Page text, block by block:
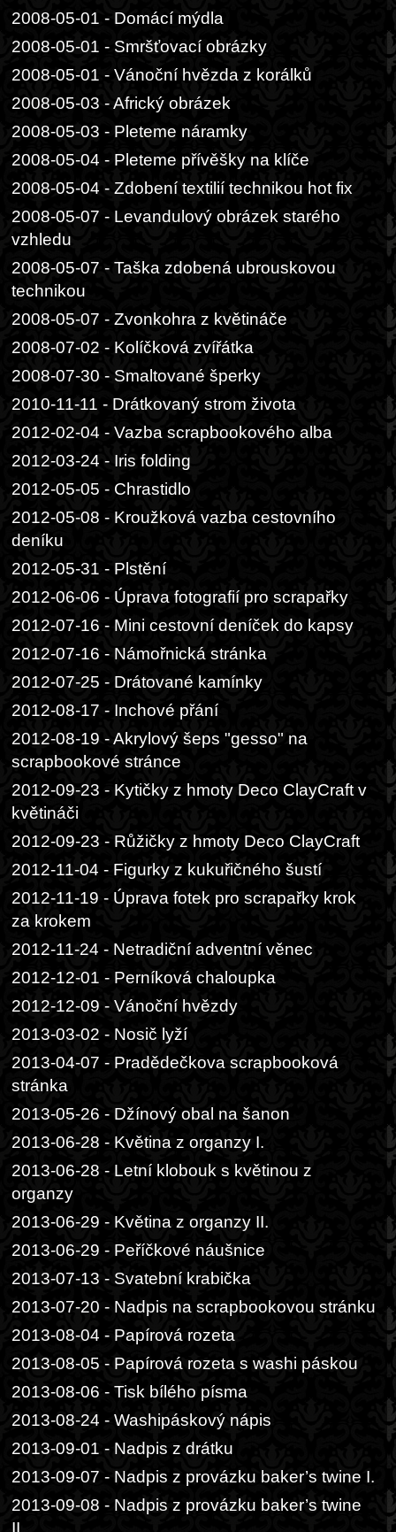
2008-05-01 - Domácí mýdla
2008-05-01 - Smršťovací obrázky
2008-05-01 - Vánoční hvězda z korálků
2008-05-03 - Africký obrázek
2008-05-03 - Pleteme náramky
2008-05-04 - Pleteme přívěšky na klíče
2008-05-04 - Zdobení textilií technikou hot fix
2008-05-07 - Levandulový obrázek starého
vzhledu
2008-05-07 - Taška zdobená ubrouskovou
technikou
2008-05-07 - Zvonkohra z květináče
2008-07-02 - Kolíčková zvířátka
2008-07-30 - Smaltované šperky
2010-11-11 - Drátkovaný strom života
2012-02-04 - Vazba scrapbookového alba
2012-03-24 - Iris folding
2012-05-05 - Chrastidlo
2012-05-08 - Kroužková vazba cestovního
deníku
2012-05-31 - Plstění
2012-06-06 - Úprava fotografií pro scrapařky
2012-07-16 - Mini cestovní deníček do kapsy
2012-07-16 - Námořnická stránka
2012-07-25 - Drátované kamínky
2012-08-17 - Inchové přání
2012-08-19 - Akrylový šeps "gesso" na
scrapbookové stránce
2012-09-23 - Kytičky z hmoty Deco ClayCraft v
květináči
2012-09-23 - Růžičky z hmoty Deco ClayCraft
2012-11-04 - Figurky z kukuřičného šustí
2012-11-19 - Úprava fotek pro scrapařky krok
za krokem
2012-11-24 - Netradiční adventní věnec
2012-12-01 - Perníková chaloupka
2012-12-09 - Vánoční hvězdy
2013-03-02 - Nosič lyží
2013-04-07 - Pradědečkova scrapbooková
stránka
2013-05-26 - Džínový obal na šanon
2013-06-28 - Květina z organzy I.
2013-06-28 - Letní klobouk s květinou z
organzy
2013-06-29 - Květina z organzy II.
2013-06-29 - Peříčkové náušnice
2013-07-13 - Svatební krabička
2013-07-20 - Nadpis na scrapbookovou stránku
2013-08-04 - Papírová rozeta
2013-08-05 - Papírová rozeta s washi páskou
2013-08-06 - Tisk bílého písma
2013-08-24 - Washipáskový nápis
2013-09-01 - Nadpis z drátku
2013-09-07 - Nadpis z provázku baker’s twine I.
2013-09-08 - Nadpis z provázku baker’s twine
II.